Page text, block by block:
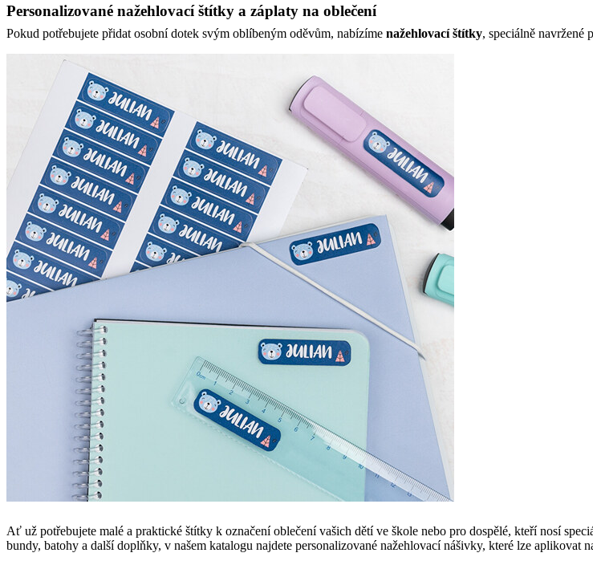
Personalizované nažehlovací štítky a záplaty na oblečení
Pokud potřebujete přidat osobní dotek svým oblíbeným oděvům, nabízíme nažehlovací štítky, speciálně navržené
Ať už potřebujete malé a praktické štítky k označení oblečení vašich dětí ve škole nebo pro dospělé, kteří nosí
bundy, batohy a další doplňky, v našem katalogu najdete personalizované nažehlovací nášivky, které lze aplikovat